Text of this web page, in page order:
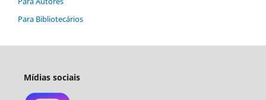
Para Bibliotecários
Mídias sociais